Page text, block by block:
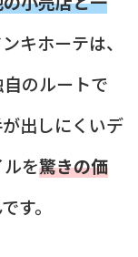
キホーテは、
のルートで
出しにくいデ
を驚きの価
す。